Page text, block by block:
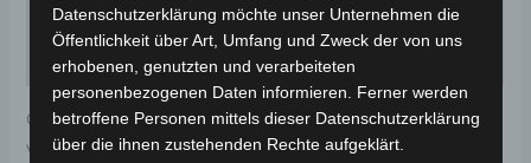
Produktsicherheit
Rezensionen (0)
Original-Ersatzteil für den Elektro-Scooter VS1.
Vorderer blinker links für optimale Funktionalität und
Datenschutzerklärung möchte unser Unternehmen die
Öffentlichkeit über Art, Umfang und Zweck der von uns
erhobenen, genutzten und verarbeiteten
personenbezogenen Daten informieren. Ferner werden
betroffene Personen mittels dieser Datenschutzerklärung
über die ihnen zustehenden Rechte aufgeklärt.